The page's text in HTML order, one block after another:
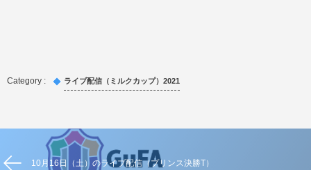
ライブ配信（ミルクカップ）2021
10月16日（土）のライブ配信（プリンス決勝T）